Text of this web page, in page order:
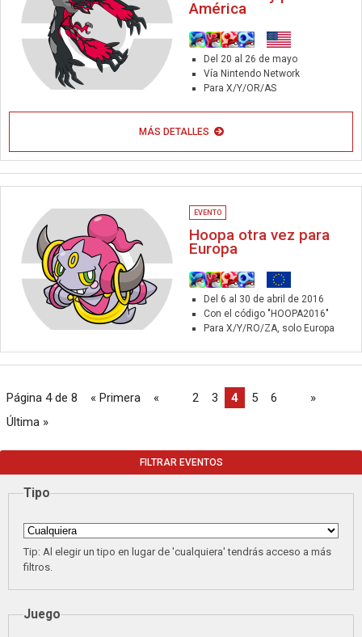
América
Del 20 al 26 de mayo
Vía Nintendo Network
Para X/Y/OR/AS
MÁS DETALLES
EVENTO
Hoopa otra vez para
Europa
Del 6 al 30 de abril de 2016
Con el código "HOOPA2016"
Para X/Y/RO/ZA, solo Europa
Página 4 de 8 « Primera « 2 3 4 5 6
»
Última »
FILTRAR EVENTOS
Tipo
Tip: Al elegir un tipo en lugar de 'cualquiera' tendrás acceso a más
filtros.
Juego